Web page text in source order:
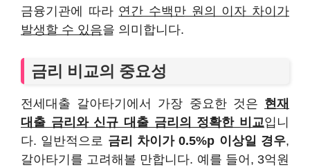
금융기관에 따라 연간 수백만 원의 이자 차이가
발생할 수 있음을 의미합니다.
금리 비교의 중요성
전세대출 갈아타기에서 가장 중요한 것은 현재
대출 금리와 신규 대출 금리의 정확한 비교입니
다. 일반적으로 금리 차이가 0.5%p 이상일 경우,
갈아타기를 고려해볼 만합니다. 예를 들어, 3억원